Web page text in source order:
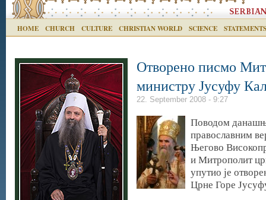
HOME CHURCH CULTURE CHRISTIAN WORLD SCIENCE STATEMENTS
Отворено писмо
министру Јусуфу
22. September 2008 - 9:27
Поводом
православним
Његово
и Митрополит
упутио је
Црне Горе